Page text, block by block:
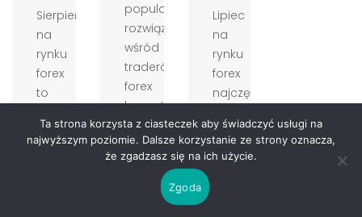
Sierpień
na
rynku
forex
to
wakacyjny
popularnym
rozwiązaniem
wśród
traderów
forex
korzystających
z
robotów
tradingowych
handlu
Lipiec
na
rynku
forex
najczęściej
wejście
w
Ta strona korzysta z ciasteczek aby świadczyć usługi na
najwyższym poziomie. Dalsze korzystanie ze strony oznacza,
że zgadzasz się na ich użycie.
Zgoda